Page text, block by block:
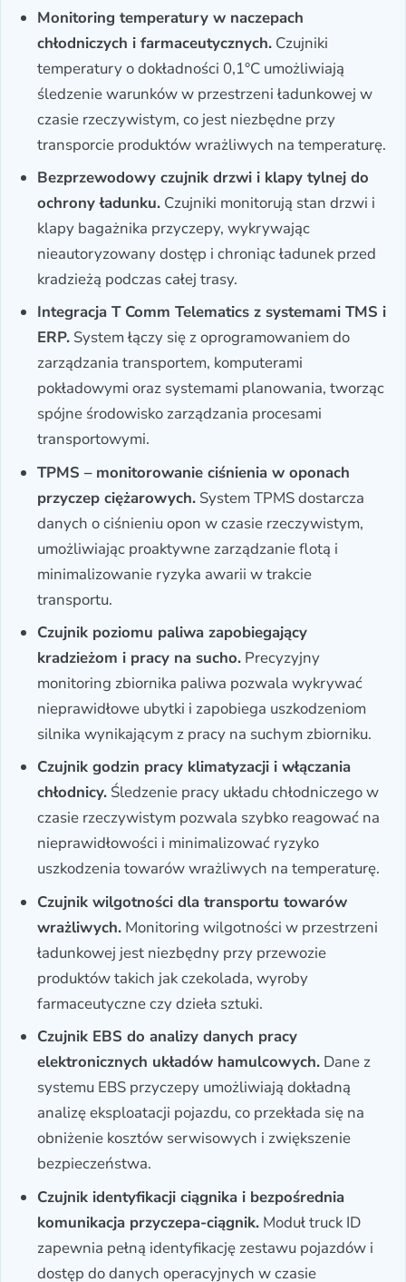
Monitoring temperatury w naczepach
chłodniczych i farmaceutycznych. Czujniki
temperatury o dokładności 0,1°C umożliwiają
śledzenie warunków w przestrzeni ładunkowej w
czasie rzeczywistym, co jest niezbędne przy
transporcie produktów wrażliwych na temperaturę.
Bezprzewodowy czujnik drzwi i klapy tylnej do
ochrony ładunku. Czujniki monitorują stan drzwi i
klapy bagażnika przyczepy, wykrywając
nieautoryzowany dostęp i chroniąc ładunek przed
kradzieżą podczas całej trasy.
Integracja T Comm Telematics z systemami TMS i
ERP. System łączy się z oprogramowaniem do
zarządzania transportem, komputerami
pokładowymi oraz systemami planowania, tworząc
spójne środowisko zarządzania procesami
transportowymi.
TPMS – monitorowanie ciśnienia w oponach
przyczep ciężarowych. System TPMS dostarcza
danych o ciśnieniu opon w czasie rzeczywistym,
umożliwiając proaktywne zarządzanie flotą i
minimalizowanie ryzyka awarii w trakcie
transportu.
Czujnik poziomu paliwa zapobiegający
kradzieżom i pracy na sucho. Precyzyjny
monitoring zbiornika paliwa pozwala wykrywać
nieprawidłowe ubytki i zapobiega uszkodzeniom
silnika wynikającym z pracy na suchym zbiorniku.
Czujnik godzin pracy klimatyzacji i włączania
chłodnicy. Śledzenie pracy układu chłodniczego w
czasie rzeczywistym pozwala szybko reagować na
nieprawidłowości i minimalizować ryzyko
uszkodzenia towarów wrażliwych na temperaturę.
Czujnik wilgotności dla transportu towarów
wrażliwych. Monitoring wilgotności w przestrzeni
ładunkowej jest niezbędny przy przewozie
produktów takich jak czekolada, wyroby
farmaceutyczne czy dzieła sztuki.
Czujnik EBS do analizy danych pracy
elektronicznych układów hamulcowych. Dane z
systemu EBS przyczepy umożliwiają dokładną
analizę eksploatacji pojazdu, co przekłada się na
obniżenie kosztów serwisowych i zwiększenie
bezpieczeństwa.
Czujnik identyfikacji ciągnika i bezpośrednia
komunikacja przyczepa-ciągnik. Moduł truck ID
zapewnia pełną identyfikację zestawu pojazdów i
dostęp do danych operacyjnych w czasie